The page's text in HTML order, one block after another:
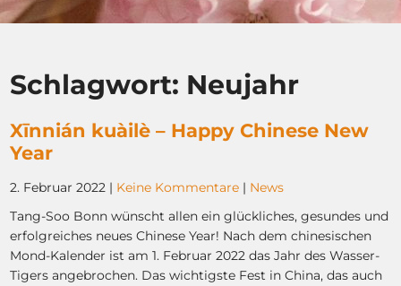
Schlagwort: Neujahr
Xīnnián kuàilè – Happy Chinese New
Year
2. Februar 2022 | Keine Kommentare | News
Tang-Soo Bonn wünscht allen ein glückliches, gesundes und
erfolgreiches neues Chinese Year! Nach dem chinesischen
Mond-Kalender ist am 1. Februar 2022 das Jahr des Wasser-
Tigers angebrochen. Das wichtigste Fest in China, das auch